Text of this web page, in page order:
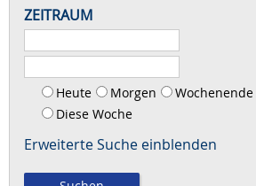
ZEITRAUM
Heute Morgen
Wochenende
Diese Woche
Erweiterte Suche